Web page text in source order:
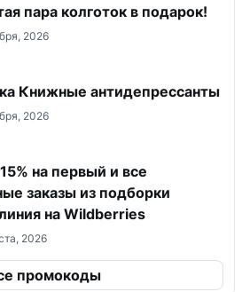
пара колготок в подарок!
2026
Книжные антидепрессанты
2026
на первый и все
заказы из подборки
на Wildberries
2026
промокоды